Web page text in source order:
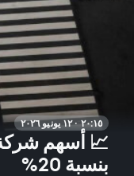
٢٠:١٥ · ١٢ يونيو ٢٠٢٦
📈 أسهم
بنسبة 20%